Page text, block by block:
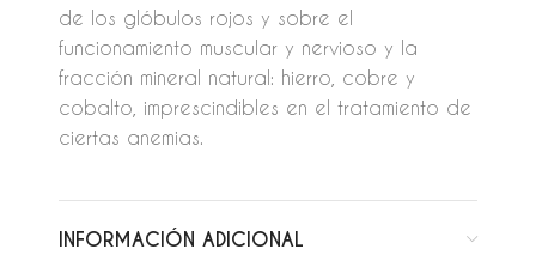
de los glóbulos rojos y sobre el
funcionamiento muscular y nervioso y la
fracción mineral natural: hierro, cobre y
cobalto, imprescindibles en el tratamiento de
ciertas anemias.
INFORMACIÓN ADICIONAL